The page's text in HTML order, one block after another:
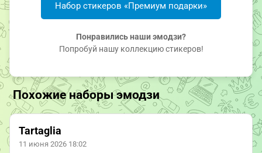
Набор стикеров «Премиум подарки»
Понравились наши эмодзи?
Попробуй нашу коллекцию стикеров!
Похожие наборы эмодзи
Tartaglia
11 июня 2026 18:02